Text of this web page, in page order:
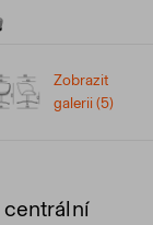
Zobrazit
galerii (5)
centrální